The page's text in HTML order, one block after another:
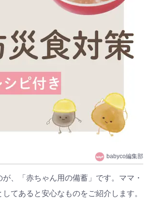
babyco編集部
、「赤ちゃん用の備蓄」です。ママ・
てあると安心なものをご紹介します。